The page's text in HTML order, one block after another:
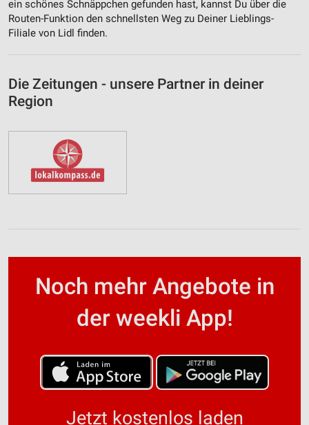
ein schönes Schnäppchen gefunden hast, kannst Du über die
Routen-Funktion den schnellsten Weg zu Deiner Lieblings-
Filiale von Lidl finden.
Die Zeitungen - unsere Partner in deiner
Region
Noch mehr Angebote in
der weekli App!
Jetzt kostenlos laden